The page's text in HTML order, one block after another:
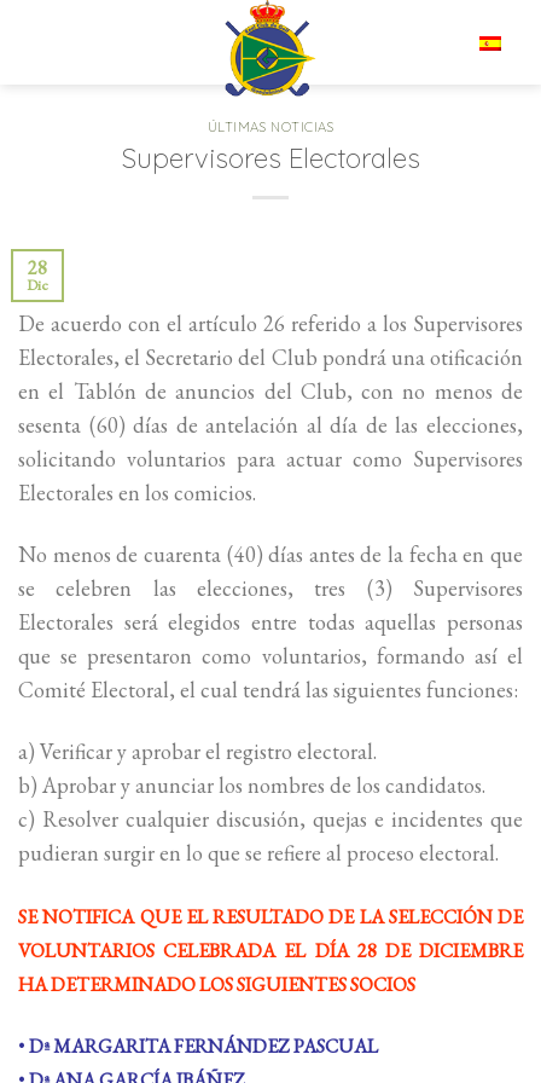
ÚLTIMAS NOTICIAS
Supervisores Electorales
28
Dic
De acuerdo con el artículo 26 referido a los Supervisores
Electorales, el Secretario del Club pondrá una otificación
en el Tablón de anuncios del Club, con no menos de
sesenta (60) días de antelación al día de las elecciones,
solicitando voluntarios para actuar como Supervisores
Electorales en los comicios.
No menos de cuarenta (40) días antes de la fecha en que
se celebren las elecciones, tres (3) Supervisores
Electorales será elegidos entre todas aquellas personas
que se presentaron como voluntarios, formando así el
Comité Electoral, el cual tendrá las siguientes funciones:
a) Verificar y aprobar el registro electoral.
b) Aprobar y anunciar los nombres de los candidatos.
c) Resolver cualquier discusión, quejas e incidentes que
pudieran surgir en lo que se refiere al proceso electoral.
SE NOTIFICA QUE EL RESULTADO DE LA SELECCIÓN DE
VOLUNTARIOS CELEBRADA EL DÍA 28 DE DICIEMBRE
HA DETERMINADO LOS SIGUIENTES SOCIOS
•Dª MARGARITA FERNÁNDEZ PASCUAL